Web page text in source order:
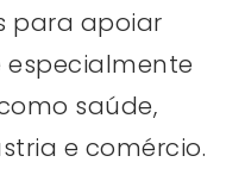
para apoiar
especialmente
saúde,
e comércio.